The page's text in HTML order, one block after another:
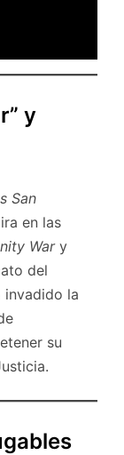
y
San
en las
Wary
del
invadido la
su